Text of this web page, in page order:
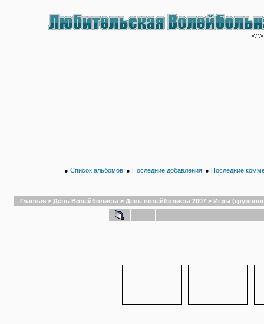
● Список альбомов ● Последние добавления ● Последние
Главная > День Волейболиста > День волейболиста 2007 > Игры